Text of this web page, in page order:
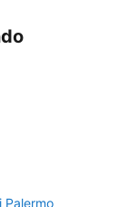
Palermo